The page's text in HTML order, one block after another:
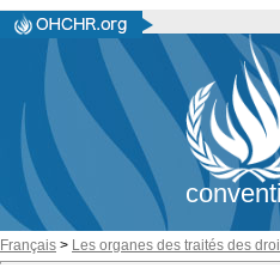
Français > Les organes des traités des